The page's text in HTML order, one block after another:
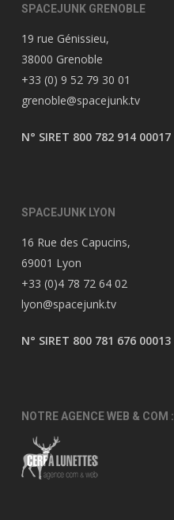
SPACEJUNK GRENOBLE
19 rue Génissieu,
38000 Grenoble
+33 (0) 9 52 79 30 01
grenoble@spacejunk.tv
N° SIRET 800 782 914 00017
SPACEJUNK LYON
16 Rue des Capucins,
69001 Lyon
+33 (0)4 78 72 64 02
lyon@spacejunk.tv
N° SIRET 800 781 676 00013
NOTRE AGENCE WEB & COM :